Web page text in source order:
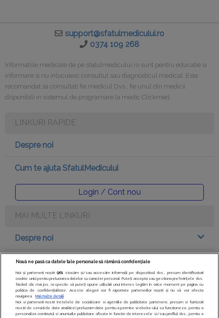
support@sfatulmedicului.ro
0374 109 268
Informatiile medicale de pe sfatulmedicului.ro sunt pentru educatie si
informare si nu inlocuiesc consultul sau diagnosticul medical. Este
recomandat sa consultati fie medicul Dvs., fie unul din medicii
disponibili in sistemul de programare la medic Clickmed.
LINKURI RAPIDE
Despre noi
Cum te ajuta SfatulMedicului
Login / Cont nou
MAI MULTE LINKURI
Despre noi
Legal
Drepturile consumatorului
Parteneri
Nouă ne pasă ca datele tale personale să rămână confidențiale
Noi și partenerii noștri 961stocăm și/sau accesăm informații pe dispozitivul dvs., precum identificatorii
cookie unici pentru prelucrarea datelor cu caracter personal. Puteți accepta sau gestiona preferințele dvs.
făcând clic mai jos, respectiv vă puteți opune utilizării unui interes legitim în orice moment pe pagina cu
politica de confidențialitate. Aceste alegeri vor fi raportate partenerilor noștri și nu vă vor afecta
navigarea.
Mai multe detalii
Noi si partenerii nostri (retelele de socializare si agentiile de publicitate partenere, precum si furnizorii
nostri de servicii de date analitice) prelucram date pentru a permite website-ului sa functioneze, pentru a
personaliza continutul si anunturile publicitare afisate in functie de interesele si/sau profilul dvs., pentru a